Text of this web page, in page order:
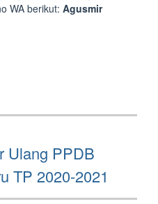
WA berikut: Agusmir
Ulang PPDB
TP 2020-2021